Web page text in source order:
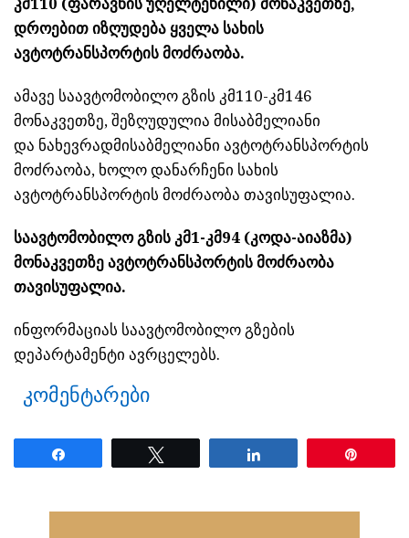
კმ110 (ფარავნის უღელტეხილი) მონაკვეთზე,
დროებით იზღუდება ყველა სახის
ავტოტრანსპორტის მოძრაობა.
ამავე საავტომობილო გზის კმ110-კმ146
მონაკვეთზე, შეზღუდულია მისაბმელიანი
და ნახევრადმისაბმელიანი ავტოტრანსპორტის
მოძრაობა, ხოლო დანარჩენი სახის
ავტოტრანსპორტის მოძრაობა თავისუფალია.
საავტომობილო გზის კმ1-კმ94 (კოდა-აიაზმა)
მონაკვეთზე ავტოტრანსპორტის მოძრაობა
თავისუფალია.
ინფორმაციას საავტომობილო გზების
დეპარტამენტი ავრცელებს.
კომენტარები